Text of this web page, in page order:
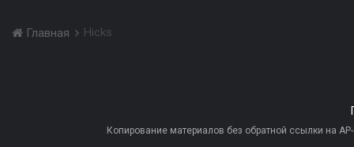
Главная Hicks
Копирование материалов без обратной ссылки на